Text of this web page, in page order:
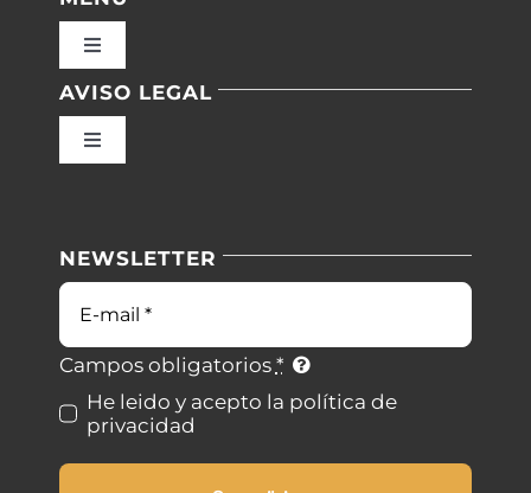
Toggle
Inicio
Blog
Contacto
AVISO LEGAL
Toggle
Condiciones de uso
Ley de cookies
Desistimiento
NEWSLETTER
Correo
electrónico
Campos obligatorios *
He leido y acepto la política de
privacidad